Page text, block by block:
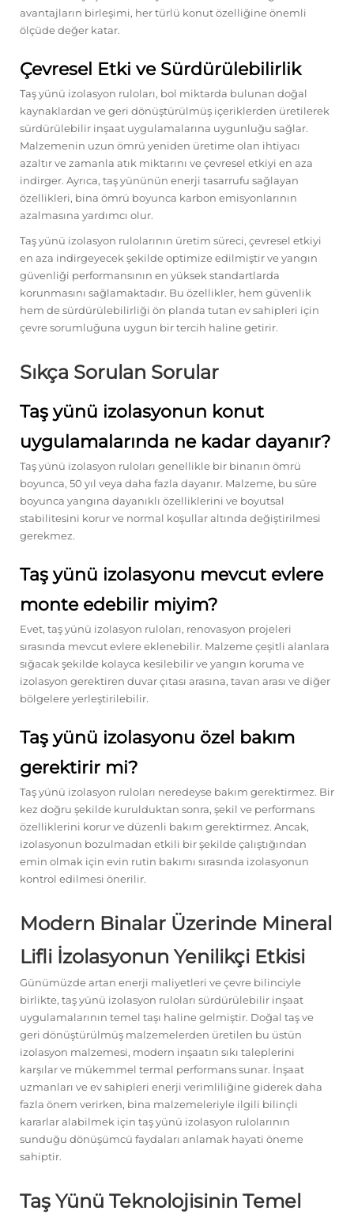
avantajların birleşimi, her türlü konut özelliğine önemli
ölçüde değer katar.
Çevresel Etki ve Sürdürülebilirlik
Taş yünü izolasyon ruloları, bol miktarda bulunan doğal
kaynaklardan ve geri dönüştürülmüş içeriklerden üretilerek
sürdürülebilir inşaat uygulamalarına uygunluğu sağlar.
Malzemenin uzun ömrü yeniden üretime olan ihtiyacı
azaltır ve zamanla atık miktarını ve çevresel etkiyi en aza
indirger. Ayrıca, taş yününün enerji tasarrufu sağlayan
özellikleri, bina ömrü boyunca karbon emisyonlarının
azalmasına yardımcı olur.
Taş yünü izolasyon rulolarının üretim süreci, çevresel etkiyi
en aza indirgeyecek şekilde optimize edilmiştir ve yangın
güvenliği performansının en yüksek standartlarda
korunmasını sağlamaktadır. Bu özellikler, hem güvenlik
hem de sürdürülebilirliği ön planda tutan ev sahipleri için
çevre sorumluğuna uygun bir tercih haline getirir.
Sıkça Sorulan Sorular
Taş yünü izolasyonun konut
uygulamalarında ne kadar dayanır?
Taş yünü izolasyon ruloları genellikle bir binanın ömrü
boyunca, 50 yıl veya daha fazla dayanır. Malzeme, bu süre
boyunca yangına dayanıklı özelliklerini ve boyutsal
stabilitesini korur ve normal koşullar altında değiştirilmesi
gerekmez.
Taş yünü izolasyonu mevcut evlere
monte edebilir miyim?
Evet, taş yünü izolasyon ruloları, renovasyon projeleri
sırasında mevcut evlere eklenebilir. Malzeme çeşitli alanlara
sığacak şekilde kolayca kesilebilir ve yangın koruma ve
izolasyon gerektiren duvar çıtası arasına, tavan arası ve diğer
bölgelere yerleştirilebilir.
Taş yünü izolasyonu özel bakım
gerektirir mi?
Taş yünü izolasyon ruloları neredeyse bakım gerektirmez. Bir
kez doğru şekilde kurulduktan sonra, şekil ve performans
özelliklerini korur ve düzenli bakım gerektirmez. Ancak,
izolasyonun bozulmadan etkili bir şekilde çalıştığından
emin olmak için evin rutin bakımı sırasında izolasyonun
kontrol edilmesi önerilir.
Modern Binalar Üzerinde Mineral
Lifli İzolasyonun Yenilikçi Etkisi
Günümüzde artan enerji maliyetleri ve çevre bilinciyle
birlikte, taş yünü izolasyon ruloları sürdürülebilir inşaat
uygulamalarının temel taşı haline gelmiştir. Doğal taş ve
geri dönüştürülmüş malzemelerden üretilen bu üstün
izolasyon malzemesi, modern inşaatın sıkı taleplerini
karşılar ve mükemmel termal performans sunar. İnşaat
uzmanları ve ev sahipleri enerji verimliliğine giderek daha
fazla önem verirken, bina malzemeleriyle ilgili bilinçli
kararlar alabilmek için taş yünü izolasyon rulolarının
sunduğu dönüşümcü faydaları anlamak hayati öneme
sahiptir.
Taş Yünü Teknolojisinin Temel